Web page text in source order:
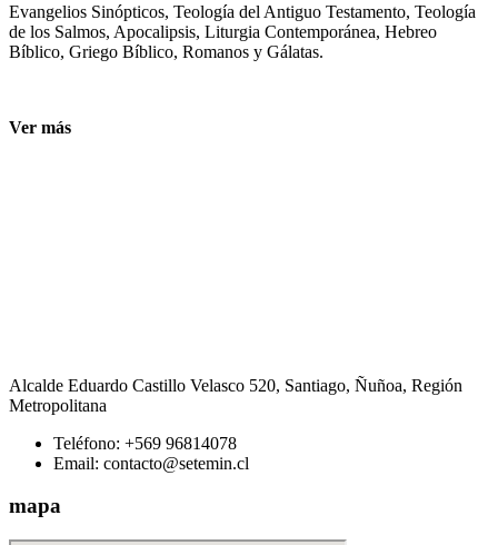
Evangelios Sinópticos, Teología del Antiguo Testamento, Teología
de los Salmos, Apocalipsis, Liturgia Contemporánea, Hebreo
Bíblico, Griego Bíblico, Romanos y Gálatas.
Ver más
Alcalde Eduardo Castillo Velasco 520, Santiago, Ñuñoa, Región
Metropolitana
Teléfono: +569 96814078
Email: contacto@setemin.cl
mapa